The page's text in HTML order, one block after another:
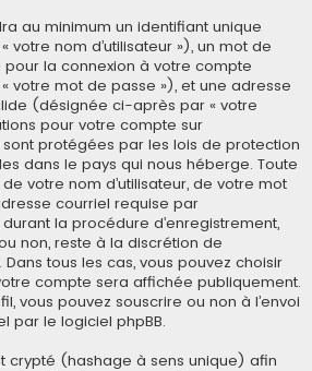
au minimum un identifiant unique
nom d’utilisateur »), un mot de
la connexion à votre compte
votre mot de passe »), et une adresse
(désignée ci-après par « votre
pour votre compte sur
sont protégées par les lois de protection
dans le pays qui nous héberge. Toute
votre nom d’utilisateur, de votre mot
courriel requise par
durant la procédure d’enregistrement,
non, reste à la discrétion de
Dans tous les cas, vous pouvez choisir
compte sera affichée publiquement.
vous pouvez souscrire ou non à l’envoi
par le logiciel phpBB.
crypté (hashage à sens unique) afin